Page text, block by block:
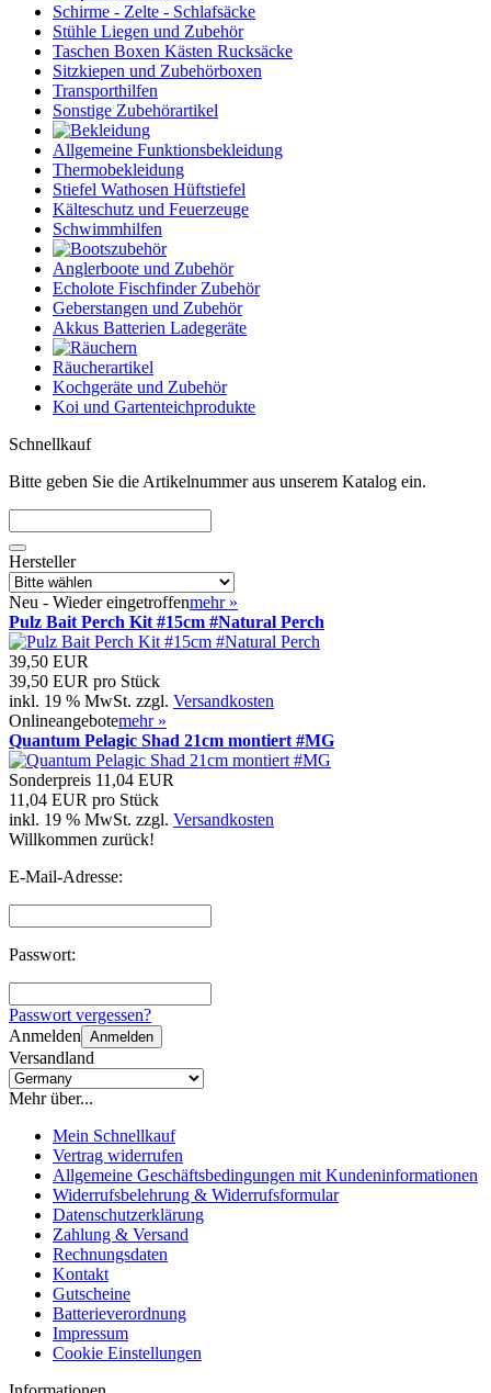
Schirme - Zelte - Schlafsäcke
Stühle Liegen und Zubehör
Taschen Boxen Kästen Rucksäcke
Sitzkiepen und Zubehörboxen
Transporthilfen
Sonstige Zubehörartikel
Allgemeine Funktionsbekleidung
Thermobekleidung
Stiefel Wathosen Hüftstiefel
Kälteschutz und Feuerzeuge
Schwimmhilfen
Anglerboote und Zubehör
Echolote Fischfinder Zubehör
Geberstangen und Zubehör
Akkus Batterien Ladegeräte
Räucherartikel
Kochgeräte und Zubehör
Koi und Gartenteichprodukte
Schnellkauf
Bitte geben Sie die Artikelnummer aus unserem Katalog ein.
Hersteller
Neu - Wieder eingetroffenmehr »
Pulz Bait Perch Kit #15cm #Natural Perch
39,50 EUR
39,50 EUR pro Stück
inkl. 19 % MwSt. zzgl. Versandkosten
Onlineangebotemehr »
Quantum Pelagic Shad 21cm montiert #MG
Sonderpreis 11,04 EUR
11,04 EUR pro Stück
inkl. 19 % MwSt. zzgl. Versandkosten
Willkommen zurück!
E-Mail-Adresse:
Passwort:
Passwort vergessen?
Anmelden Anmelden
Versandland
Mehr über...
Mein Schnellkauf
Vertrag widerrufen
Allgemeine Geschäftsbedingungen mit Kundeninformationen
Widerrufsbelehrung & Widerrufsformular
Datenschutzerklärung
Zahlung & Versand
Rechnungsdaten
Kontakt
Gutscheine
Batterieverordnung
Impressum
Cookie Einstellungen